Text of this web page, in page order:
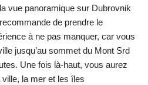
vue panoramique sur Dubrovnik
de prendre le
à ne pas manquer, car vous
jusqu’au sommet du Mont Srd
Une fois là-haut, vous aurez
la mer et les îles